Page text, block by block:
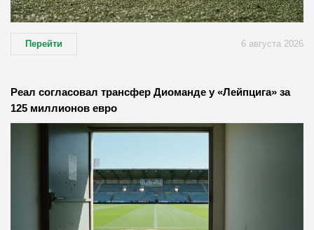
Перейти 6 августа 2026
Реал согласовал трансфер Диоманде у «Лейпцига» за
125 миллионов евро